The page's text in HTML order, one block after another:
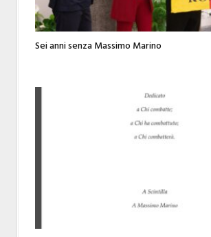
Sei anni senza Massimo Marino